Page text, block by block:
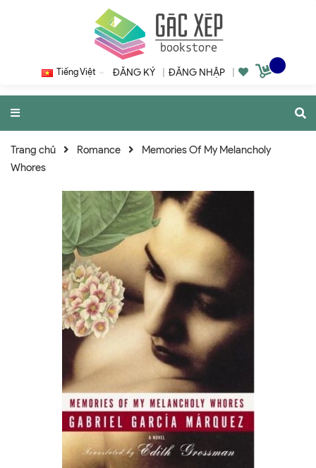
Tiếng Việt ĐĂNG KÝ ĐĂNG NHẬP
Trang chủ Romance
Memories Of My Melancholy
Whores